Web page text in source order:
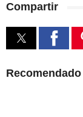
Compartir
Recomendado